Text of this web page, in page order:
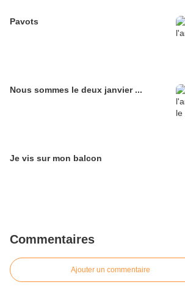
Pavots
Nous sommes le deux janvier ...
Je vis sur mon balcon
Commentaires
Ajouter un commentaire